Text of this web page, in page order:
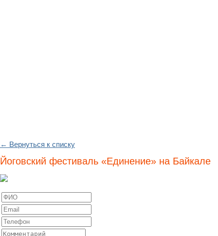
← Вернуться к списку
Йоговский фестиваль «Единение» на Байкале